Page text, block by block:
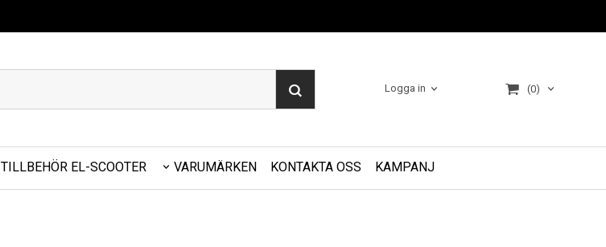
Logga in (0)
TILLBEHÖR EL-SCOOTER VARUMÄRKEN KONTAKTA OSS KAMPANJ